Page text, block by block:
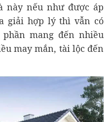
này nếu như được áp
giải hợp lý thì vẫn có
mang đến nhiều
may mắn, tài lộc đến